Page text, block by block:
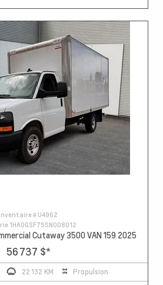
Inventaire # U4962
1HA0GSF75SN008012
Cutaway 3500 VAN 159 2025
56 737 $*
22 132 KM Propulsion